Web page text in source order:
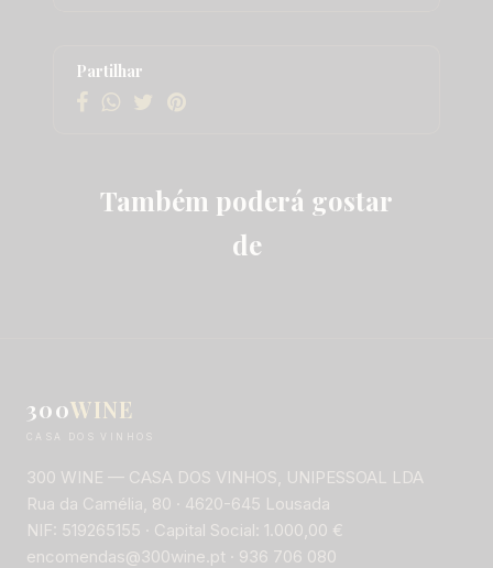
Partilhar
Também poderá gostar
de
300WINE
CASA DOS VINHOS
300 WINE — CASA DOS VINHOS, UNIPESSOAL LDA
Rua da Camélia, 80 · 4620-645 Lousada
NIF: 519265155 · Capital Social: 1.000,00 €
encomendas@300wine.pt · 936 706 080